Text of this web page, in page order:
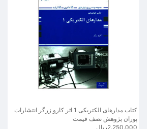
کتاب مدارهای الکتریکی 1 اثر کارو زرگر انتشارات
پوران پژوهش نصف قیمت
2.250.000ریال